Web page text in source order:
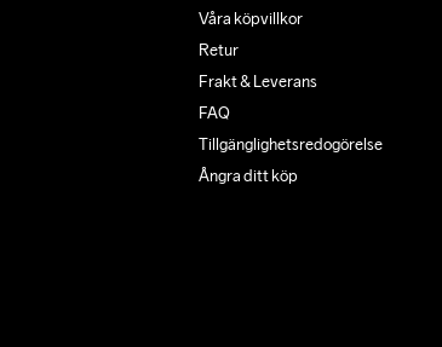
Våra köpvillkor
Retur
Frakt & Leverans
FAQ
Tillgänglighets­redogörelse
Ångra ditt köp